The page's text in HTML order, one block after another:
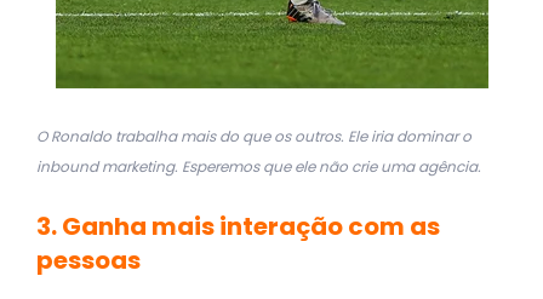
O Ronaldo trabalha mais do que os outros. Ele iria dominar o
inbound marketing. Esperemos que ele não crie uma agência.
3. Ganha mais interação com as
pessoas